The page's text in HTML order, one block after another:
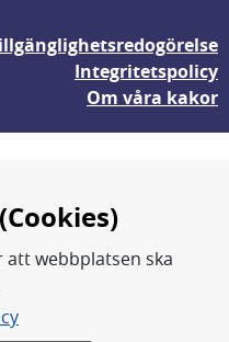
Integritetspolicy
Om våra kakor
metod- och
att webbplatsen ska